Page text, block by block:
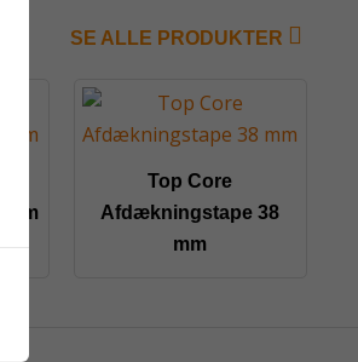
SE ALLE PRODUKTER
mm
Top Core
Afdækningstape 38
mm